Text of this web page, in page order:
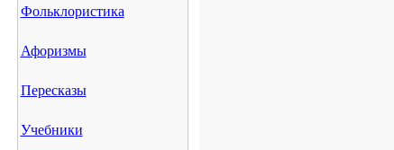
Фольклористика
Афоризмы
Пересказы
Учебники